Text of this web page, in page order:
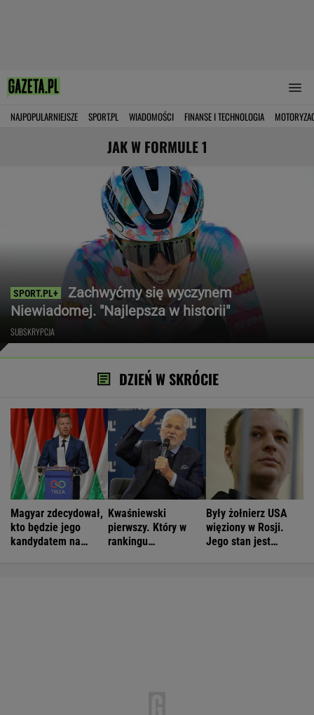
NAJPOPULARNIEJSZE SPORT.PL WIADOMOŚCI FINANSE I TECHNOLOGIA
JAK W FORMULE 1
Zachwyćmy się wyczynem
Niewiadomej. "Najlepsza w historii"
SUBSKRYPCJA
DZIEŃ W SKRÓCIE
Magyar zdecydował,
kto będzie jego
kandydatem na
Kwaśniewski
pierwszy. Który w
rankingu
Były żołnierz USA
więziony w Rosji.
Jego stan jest